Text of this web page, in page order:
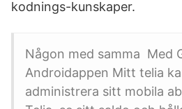
kodnings-kunskaper.
Någon med samma Med
Androidappen Mitt telia
administrera sitt mobila